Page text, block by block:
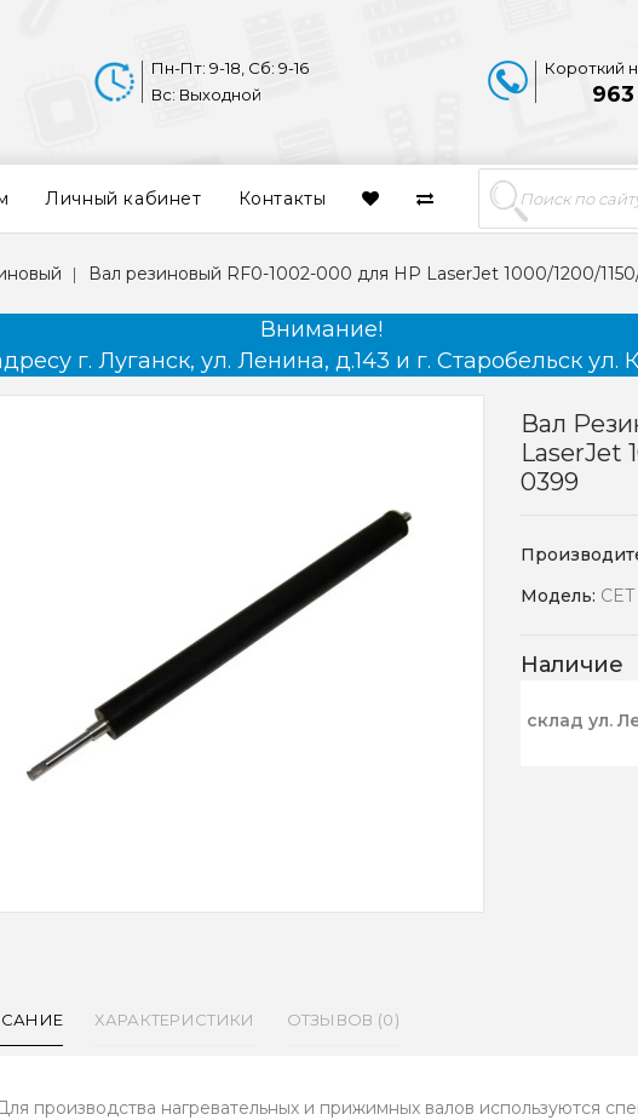
Короткий
963
Пн-Пт: 9-18, Сб: 9-16
Вс: Выходной
Личный кабинет Контакты
Вал резиновый RF0-1002-000 для HP LaserJet 1000/1200/
Внимание!
г. Луганск, ул. Ленина, д.143 и г. Старобельск ул.
Вал
LaserJet
0399
Модель:
Наличие
склад ул.
ХАРАКТЕРИСТИКИ ОТЗЫВОВ (0)
производства нагревательных и прижимных валов используются